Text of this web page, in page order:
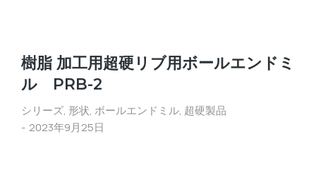
樹脂 加工用超硬リブ用ボールエンドミ
ル PRB-2
シリーズ, 形状, ボールエンドミル, 超硬製品
2023年9月25日